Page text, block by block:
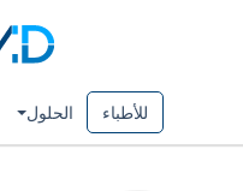
للأطباء الحلول